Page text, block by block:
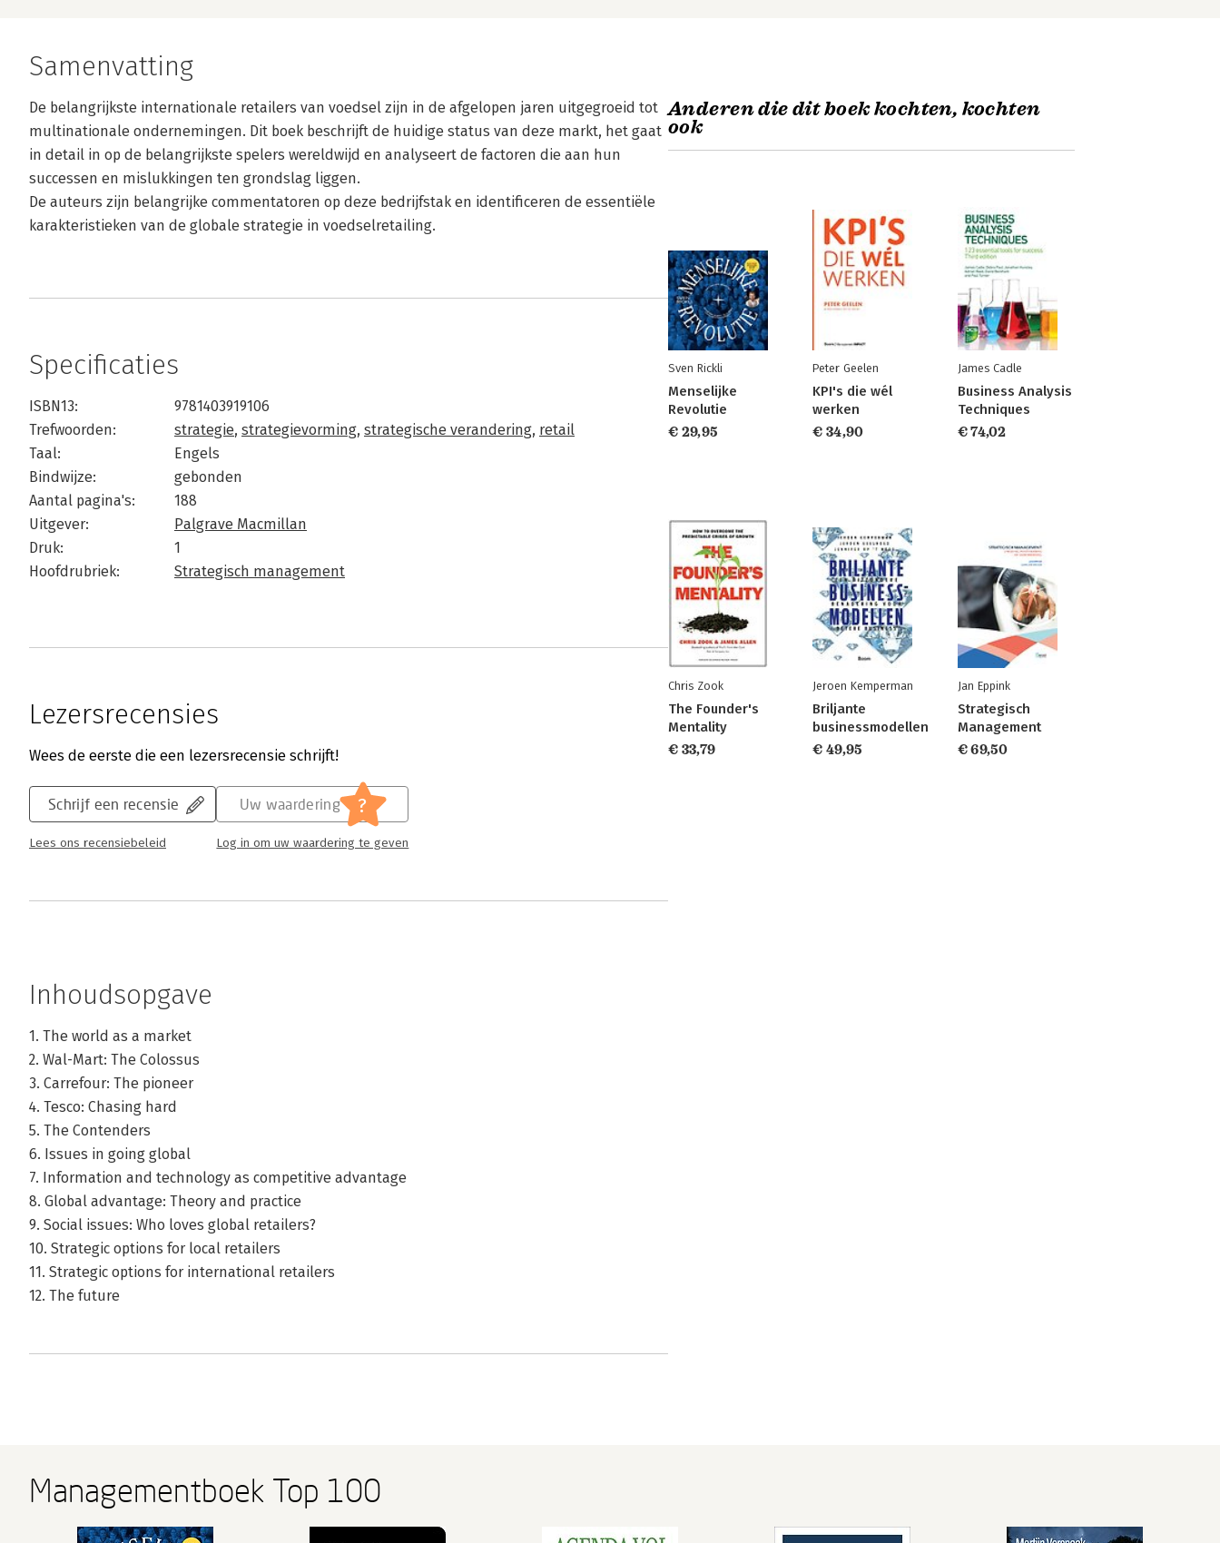
Samenvatting
De belangrijkste internationale retailers van voedsel zijn in de afgelopen jaren uitgegroeid tot
multinationale ondernemingen. Dit boek beschrijft de huidige status van deze markt, het gaat
in detail in op de belangrijkste spelers wereldwijd en analyseert de factoren die aan hun
successen en mislukkingen ten grondslag liggen.
De auteurs zijn belangrijke commentatoren op deze bedrijfstak en identificeren de essentiële
karakteristieken van de globale strategie in voedselretailing.
Specificaties
ISBN13:
9781403919106
Trefwoorden:
strategie, strategievorming, strategische verandering, retail
Taal:
Engels
Bindwijze:
gebonden
Aantal pagina's:
188
Uitgever:
Palgrave Macmillan
Druk:
1
Hoofdrubriek:
Strategisch management
Lezersrecensies
Wees de eerste die een lezersrecensie schrijft!
Schrijf een recensie
Lees ons recensiebeleid
Uw waardering ?
Log in om uw waardering te geven
Inhoudsopgave
1. The world as a market
2. Wal-Mart: The Colossus
3. Carrefour: The pioneer
4. Tesco: Chasing hard
5. The Contenders
6. Issues in going global
7. Information and technology as competitive advantage
8. Global advantage: Theory and practice
9. Social issues: Who loves global retailers?
10. Strategic options for local retailers
11. Strategic options for international retailers
12. The future
Anderen die dit boek kochten, kochten
ook
Sven Rickli
Menselijke
Revolutie
€ 29,95
Peter Geelen
KPI's die wél
werken
€ 34,90
James Cadle
Business Analysis
Techniques
€ 74,02
Chris Zook
The Founder's
Mentality
€ 33,79
Jeroen Kemperman
Briljante
businessmodellen
€ 49,95
Jan Eppink
Strategisch
Management
€ 69,50
Managementboek Top 100